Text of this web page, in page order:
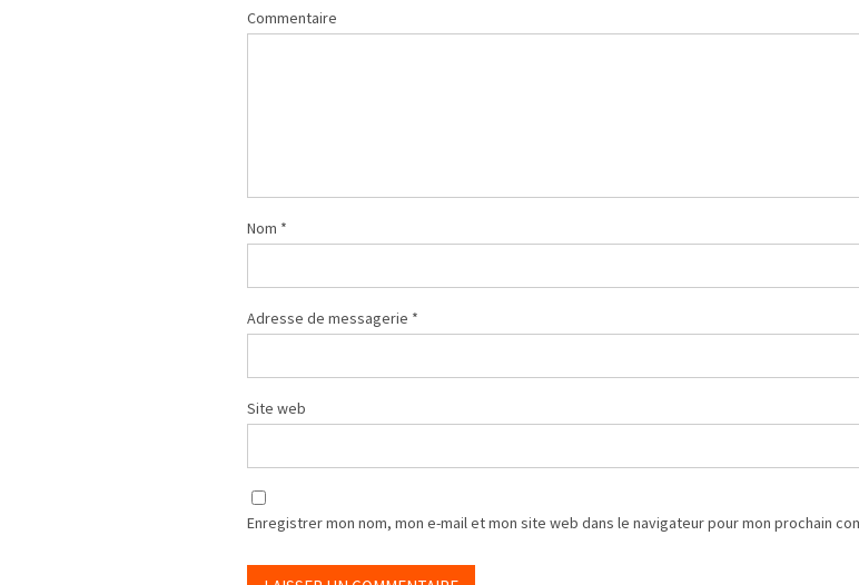
Commentaire
Nom *
Adresse de messagerie *
Site web
Enregistrer mon nom, mon e-mail et mon site web dans le navigateur pour mon prochain